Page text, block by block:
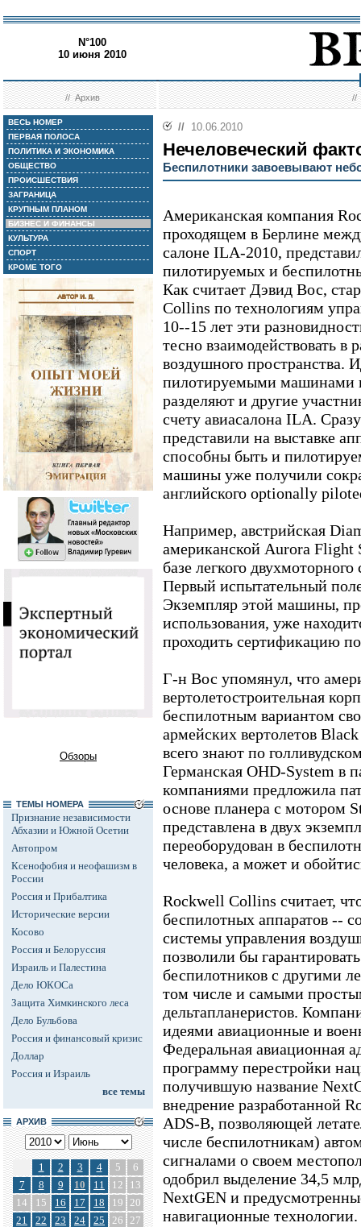
N°100
10 июня 2010
//Архив //
ВЕСЬ НОМЕР
ПЕРВАЯ ПОЛОСА
ПОЛИТИКА И ЭКОНОМИКА
ОБЩЕСТВО
ПРОИСШЕСТВИЯ
ЗАГРАНИЦА
КРУПНЫМ ПЛАНОМ
БИЗНЕС И ФИНАНСЫ
КУЛЬТУРА
СПОРТ
КРОМЕ ТОГО
Обзоры
ТЕМЫ НОМЕРА
Признание независимости
Абхазии и Южной Осетии
Автопром
Ксенофобия и неофашизм в
России
Россия и Прибалтика
Исторические версии
Косово
Россия и Белоруссия
Израиль и Палестина
Дело ЮКОСа
Защита Химкинского леса
Дело Бульбова
Россия и финансовый кризис
Доллар
Россия и Израиль
все темы
АРХИВ
1 2 3 4 5
6
7
8 9 10 11 12
13
14
15 16 17 18 19 20
21
22 23 24 25 26 27
// 10.06.2010
Нечеловеческий
Беспилотники завоевывают
Американская компания
проходящем в Берлине
салоне ILA-2010,
пилотируемых и
Как считает Дэвид Вос,
Collins по технологиям
10--15 лет эти
тесно взаимодействовать в
воздушного пространства.
пилотируемыми машинами
разделяют и другие
счету авиасалона ILA.
представили на выставке
способны быть и
машины уже получили
английского optionally
Например, австрийская
американской Aurora Flight
базе легкого
Первый испытательный
Экземпляр этой машины,
использования, уже
проходить сертификацию
Г-н Вос упомянул, что
вертолетостроительная
беспилотным вариантом
армейских вертолетов
всего знают по
Германская OHD-System в
компаниями предложила
основе планера с мотором
представлена в двух
переоборудован в
человека, а может и
Rockwell Collins считает,
беспилотных аппаратов --
системы управления
позволили бы
беспилотников с другими
том числе и самыми
дельтапланеристов.
идеями авиационные и
Федеральная авиационная
программу перестройки
получившую название
внедрение разработанной
ADS-B, позволяющей
числе беспилотникам)
сигналами о своем
одобрил выделение 34,5
NextGEN и
навигационные технологии.